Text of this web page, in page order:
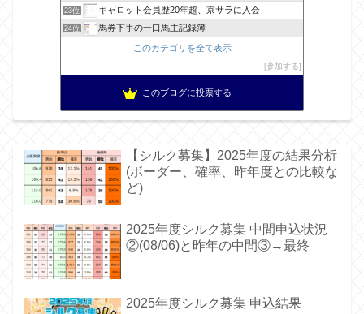
23位 キャロット会員歴20年超、京サラに入会
24位 馬券下手の一口馬主記録簿
このカテゴリを全て表示
参加する
このブログに投票する
【シルク募集】2025年度の結果分析
(ボーダー、確率、昨年度との比較な
ど)
2025年度シルク募集 中間申込状況
②(08/06)と昨年の中間③→最終
2025年度シルク募集 申込結果